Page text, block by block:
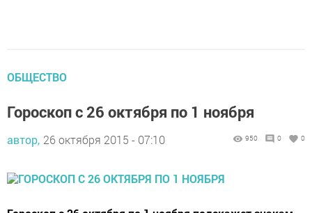
ОБЩЕСТВО
Гороскоп с 26 октября по 1 ноября
автор, 26 октября 2015 - 07:10 950 0 0